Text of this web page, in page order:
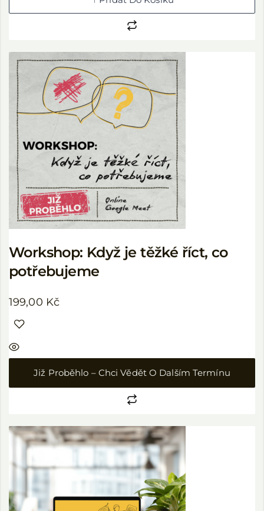
Workshop: Když je těžké říct, co
potřebujeme
199,00 Kč
Již Proběhlo – Chci Vědět O Dalším Termínu